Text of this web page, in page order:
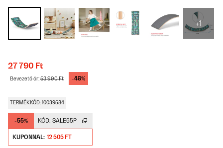
+1
27 790 Ft
Bevezető ár:53 990 Ft -48%
TERMÉKKÓD: 10039584
-55% KÓD: SALE55P
KUPONNAL: 12 505 FT